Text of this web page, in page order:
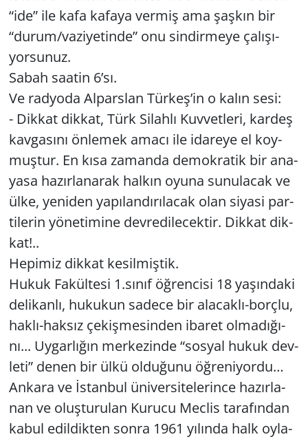
“ide” ile kafa ka­fa­ya ver­miş ama şaş­kın bir
“durum/va­zi­ye­tin­de” onu sin­dir­me­ye ça­lı­şı­
yor­su­nuz.
Sabah sa­atin 6’sı.
Ve rad­yo­da Al­pars­lan Tür­keş’in o kalın sesi:
- Dik­kat dik­kat, Türk Si­lah­lı Kuv­vet­le­ri, kar­deş
kav­ga­sı­nı ön­le­mek amacı ile ida­re­ye el koy­
muş­tur. En kısa za­man­da de­mok­ra­tik bir ana­
ya­sa ha­zır­la­na­rak hal­kın oyuna su­nu­la­cak ve
ülke, ye­ni­den ya­pı­lan­dı­rı­la­cak olan si­ya­si par­
ti­le­rin yö­ne­ti­mi­ne dev­re­di­le­cek­tir. Dik­kat dik­
kat!..
He­pi­miz dik­kat ke­sil­miş­tik.
Hukuk Fa­kül­te­si 1.sınıf öğ­ren­ci­si 18 ya­şın­da­ki
de­li­kan­lı, hu­ku­kun sa­de­ce bir ala­cak­lı-borç­lu,
hak­lı-hak­sız çe­kiş­me­sin­den iba­ret ol­ma­dı­ğı­
nı... Uy­gar­lı­ğın mer­ke­zin­de “sos­yal hukuk dev­
le­ti” denen bir ülkü ol­du­ğu­nu öğ­re­ni­yor­du…
An­ka­ra ve İstan­bul üni­ver­si­te­le­rin­ce ha­zır­la­
nan ve oluş­tu­ru­lan Ku­ru­cu Mec­lis ta­ra­fın­dan
kabul edil­dik­ten sonra 1961 yı­lın­da halk oy­la­